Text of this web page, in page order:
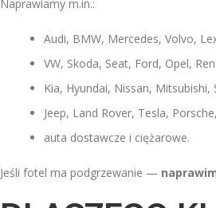
Naprawiamy m.in.:
Audi, BMW, Mercedes, Volvo,
VW, Skoda, Seat, Ford, Opel,
Kia, Hyundai, Nissan, Mitsubishi,
Jeep, Land Rover, Tesla,
auta dostawcze i ciężarowe.
Jeśli fotel ma podgrzewanie —